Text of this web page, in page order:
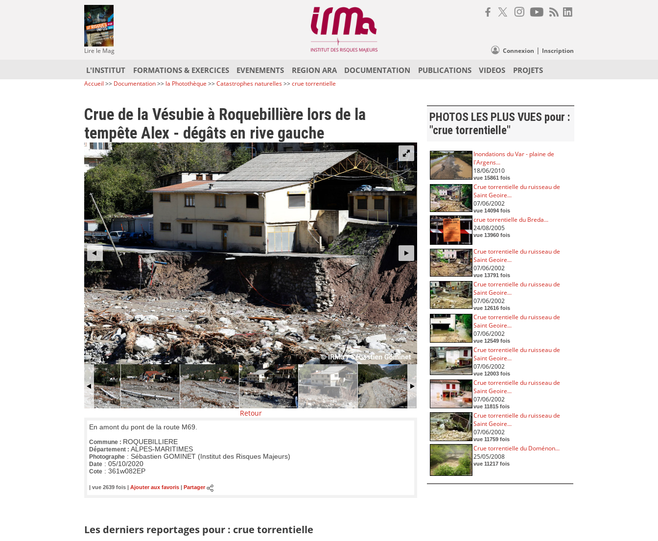
Lire le Mag Connexion | Inscription
L'INSTITUT FORMATIONS & EXERCICES EVENEMENTS REGION ARA DOCUMENTATION PUBLICATIONS VIDEOS PROJETS
Accueil >> Documentation>> la Photothèque >>Catastrophes naturelles>>crue torrentielle
Crue de la Vésubie à Roquebillière lors de la
tempête Alex - dégâts en rive gauche
Retour
En amont du pont de la route M69.
Commune : ROQUEBILLIERE
Département : ALPES-MARITIMES
Photographe : Sébastien GOMINET (Institut des Risques Majeurs)
Date : 05/10/2020
Cote : 361w082EP
| vue 2639 fois | Ajouter aux favoris Partager
Les derniers reportages pour : crue torrentielle
PHOTOS LES PLUS VUES pour :
"crue torrentielle"
Inondations du Var - plaine de
l'Argens...
18/06/2010
vue 15861 fois
Crue torrentielle du ruisseau de
Saint Geoire...
07/06/2002
vue 14094 fois
crue torrentielle du Breda...
24/08/2005
vue 13960 fois
Crue torrentielle du ruisseau de
Saint Geoire...
07/06/2002
vue 13791 fois
Crue torrentielle du ruisseau de
Saint Geoire...
07/06/2002
vue 12616 fois
Crue torrentielle du ruisseau de
Saint Geoire...
07/06/2002
vue 12549 fois
Crue torrentielle du ruisseau de
Saint Geoire...
07/06/2002
vue 12003 fois
Crue torrentielle du ruisseau de
Saint Geoire...
07/06/2002
vue 11815 fois
Crue torrentielle du ruisseau de
Saint Geoire...
07/06/2002
vue 11759 fois
Crue torrentielle du Doménon...
25/05/2008
vue 11217 fois